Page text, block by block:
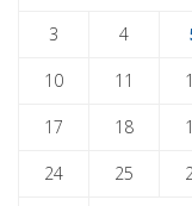
3 4
10 11
17 18
24 25